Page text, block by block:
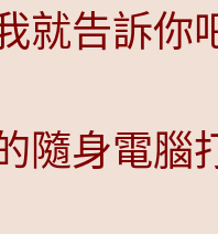
就告訴
隨身電腦